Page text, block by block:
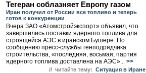
Тегеран соблазняет Европу газом
Иран получил от России все топливо и теперь
готов к конкуренции
Вчера ЗАО «Атомстройэкспорт» объявил, что
завершились поставки ядерного топлива для
строящейся АЭС в иранском Бушере. По
сообщению пресс-службы генподрядчика
строительства, «последняя, восьмая, партия
ядерного топлива доставлена на АЭС»... >>
// читайте тему: Ситуация в Иране